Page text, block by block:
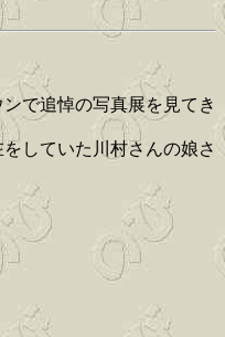
で追悼の写真展を見てき
していた川村さんの娘さ